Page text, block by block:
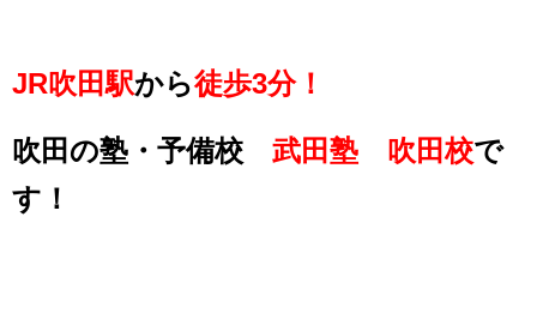
JR吹田駅から徒歩3分！
吹田の塾・予備校 武田塾 吹田校で
す！